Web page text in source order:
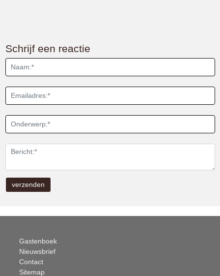
Schrijf een reactie
Gastenboek
Nieuwsbrief
Contact
Sitemap